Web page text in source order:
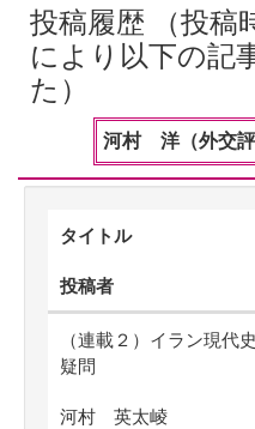
投稿履歴 （投稿
により以下の記
た）
河村 洋（外交評
タイトル
投稿者
（連載２）イラン現代
疑問
河村 英太崚